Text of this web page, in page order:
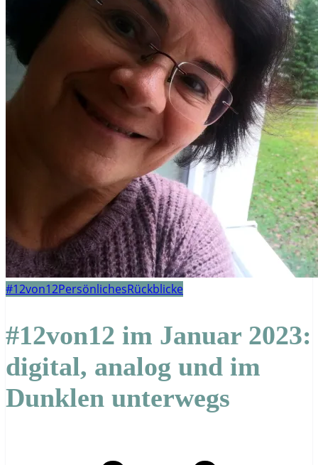
#12von12PersönlichesRückblicke
#12von12 im Januar 2023:
digital, analog und im
Dunklen unterwegs